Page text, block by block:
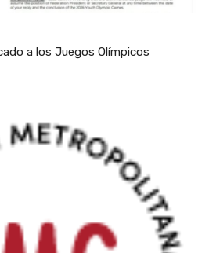
a los Juegos Olímpicos